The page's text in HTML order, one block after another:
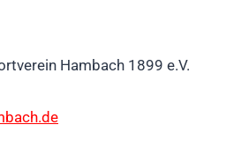
Hambach 1899 e.V.